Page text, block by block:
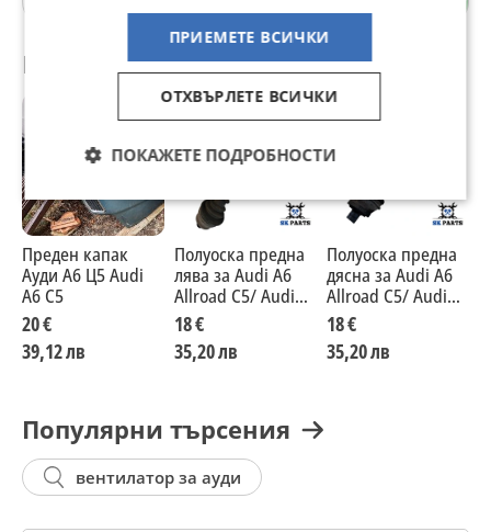
Препоръчани за теб
Преден капак
Ауди А6 Ц5 Audi
A6 C5
20 €
39,12 лв
Полуоска предна
лява за Audi A6
Allroad C5/ Audi
A6 C5 2.5 TDI
18 €
35,20 лв
Полуоска предна
дясна за Audi A6
Allroad C5/ Audi
A6 C5 2.5 TDI
18 €
35,20 лв
Популярни търсения
вентилатор за ауди
ПРИЕМЕТЕ ВСИЧКИ
ОТХВЪРЛЕТЕ ВСИЧКИ
ПОКАЖЕТЕ ПОДРОБНОСТИ